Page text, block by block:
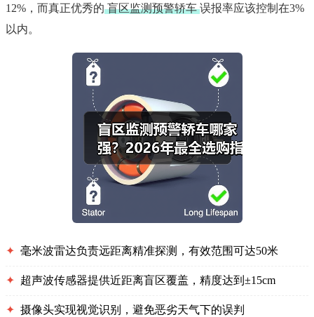
12%，而真正优秀的 盲区监测预警轿车 误报率应该控制在3%
以内。
✦ 毫米波雷达负责远距离精准探测，有效范围可达50米
✦ 超声波传感器提供近距离盲区覆盖，精度达到±15cm
✦ 摄像头实现视觉识别，避免恶劣天气下的误判